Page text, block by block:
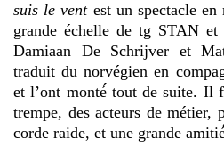
suis le ventest un spectacle en
grande échelle de tg STAN et
Damiaan De Schrijver et
traduit du norvégien en
et l’ont monté́ tout de suite. Il
trempe, des acteurs de métier,
corde raide, et une grande